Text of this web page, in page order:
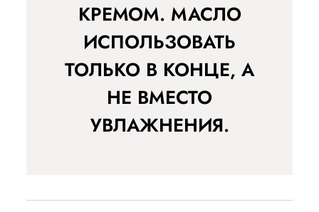
КРЕМОМ. МАСЛО
ИСПОЛЬЗОВАТЬ
ТОЛЬКО В КОНЦЕ, А
НЕ ВМЕСТО
УВЛАЖНЕНИЯ.